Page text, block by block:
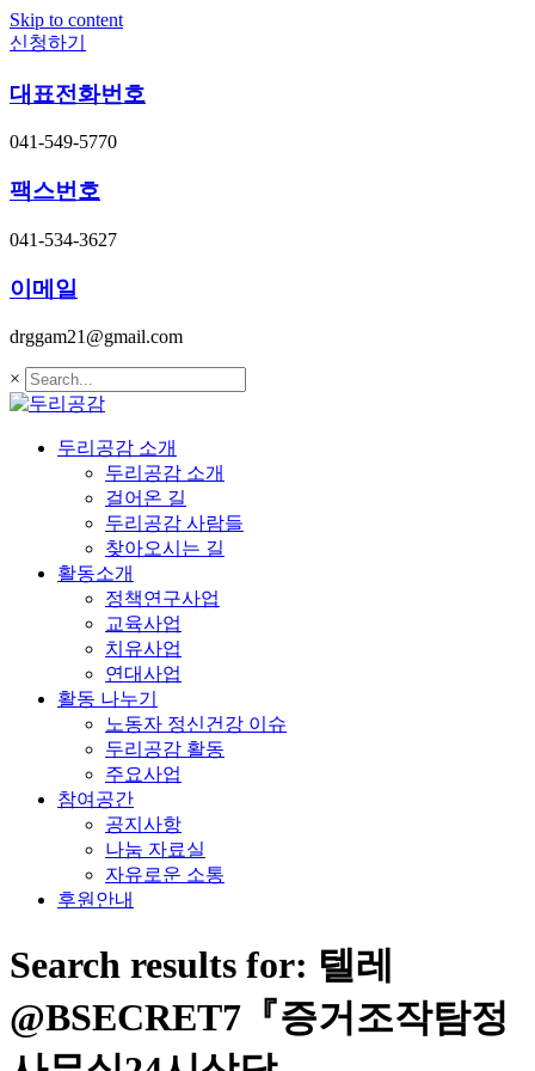
Skip to content
신청하기
대표전화번호
041-549-5770
팩스번호
041-534-3627
이메일
drggam21@gmail.com
×
두리공감 소개
두리공감 소개
걸어온 길
두리공감 사람들
찾아오시는 길
활동소개
정책연구사업
교육사업
치유사업
연대사업
활동 나누기
노동자 정신건강 이슈
두리공감 활동
주요사업
참여공간
공지사항
나눔 자료실
자유로운 소통
후원안내
Search results for: 텔레
@BSECRET7『증거조작탐정